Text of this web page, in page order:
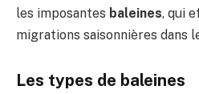
les imposantes baleines, qui
migrations saisonnières dans
Les types de baleines